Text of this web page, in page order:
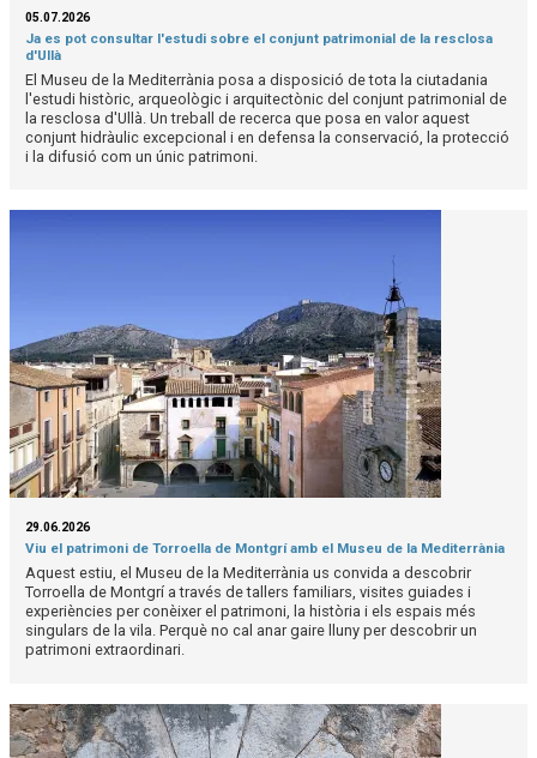
05.07.2026
Ja es pot consultar l'estudi sobre el conjunt patrimonial de la resclosa
d'Ullà
El Museu de la Mediterrània posa a disposició de tota la ciutadania
l'estudi històric, arqueològic i arquitectònic del conjunt patrimonial de
la resclosa d'Ullà. Un treball de recerca que posa en valor aquest
conjunt hidràulic excepcional i en defensa la conservació, la protecció
i la difusió com un únic patrimoni.
29.06.2026
Viu el patrimoni de Torroella de Montgrí amb el Museu de la Mediterrània
Aquest estiu, el Museu de la Mediterrània us convida a descobrir
Torroella de Montgrí a través de tallers familiars, visites guiades i
experiències per conèixer el patrimoni, la història i els espais més
singulars de la vila. Perquè no cal anar gaire lluny per descobrir un
patrimoni extraordinari.